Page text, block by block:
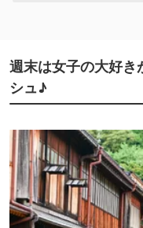
週末は女子の大好き
シュ♪